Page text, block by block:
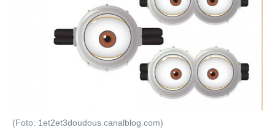
(Foto: 1et2et3doudous.canalblog.com)